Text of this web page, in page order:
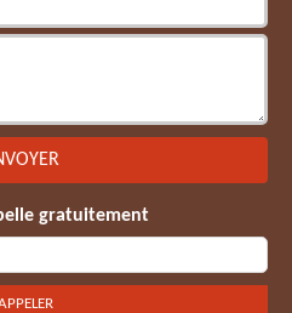
gratuitement